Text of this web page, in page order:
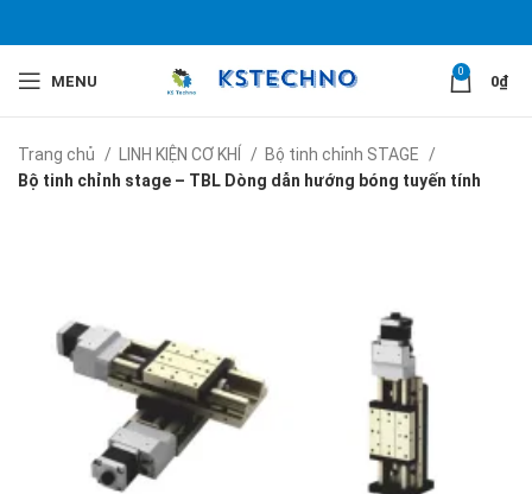
MENU
0
0₫
Trang chủ LINH KIỆN CƠ KHÍ
Bộ tinh chỉnh STAGE
Bộ tinh chỉnh stage – TBL Dòng dẫn hướng bóng tuyến tính